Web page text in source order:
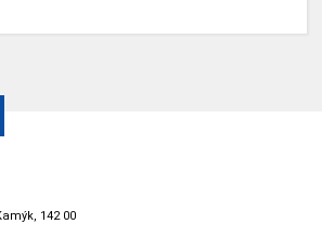
142 00